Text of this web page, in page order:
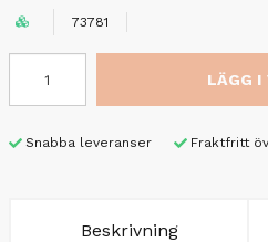
73781
LÄGG I
Snabba leveranser Fraktfritt
Beskrivning